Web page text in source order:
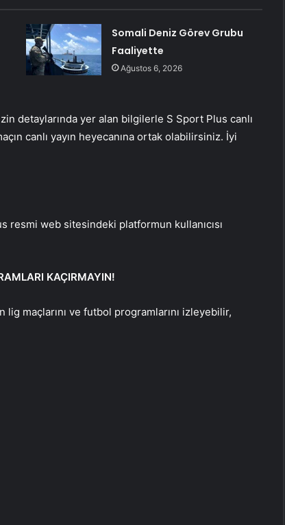
Somali Deniz Görev Grubu
Faaliyette
Ağustos 6, 2026
detaylarında yer alan bilgilerle S Sport Plus canlı
canlı yayın heyecanına ortak olabilirsiniz. İyi
resmi web sitesindeki platformun kullanıcısı
KAÇIRMAYIN!
lig maçlarını ve futbol programlarını izleyebilir,